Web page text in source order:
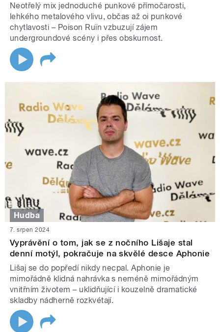
Neotřelý mix jednoduché punkové přímočarosti,
lehkého metalového vlivu, občas až oi punkové
chytlavosti – Poison Ruïn vzbuzují zájem
undergroundové scény i přes obskurnost.
Hudba
7. srpen 2024
Vyprávění o tom, jak se z nočního Lišaje stal
denní motýl, pokračuje na skvělé desce Aphonie
Lišaj se do popředí nikdy necpal. Aphonie je
mimořádně klidná nahrávka s neméně mimořádným
vnitřním životem – uklidňující i kouzelně dramatické
skladby nádherně rozkvétají.